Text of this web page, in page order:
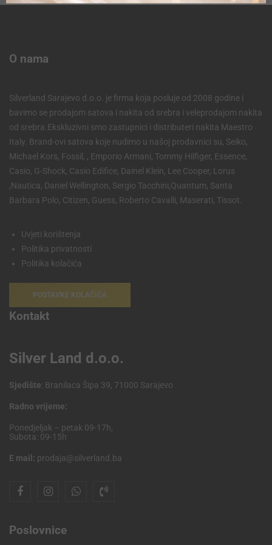
O nama
Silverland Sarajevo d.o.o. je firma koja posluje od 2008 godine i
bavimo se prodajom satova i nakita od srebra i veleprodajom nakita
od srebra.Ekskluzivni smo zastupnici i distributeri nakita Maestro
Italy. Brand-ovi satova koje nudimo u našoj prodavnici su, Seiko,
Michael Kors, Fossil, , Emporio Armani, Tommy Hilfiger, Essence,
Casio, G-Shock, Casio Edifice, Dainel Klein, Lee Cooper, Lorus
,Nautica, Daniel Wellington, Sergio Tacchini,Quantum, Santa
Barbara Polo, Citizen, Guess, Roberto Cavalli, Maserati, Tissot.
Uvjeti korištenja
Politika privatnosti
Politika kolačića
POSTAVKE KOLAČIĆA
Kontakt
Silver Land d.o.o.
Sjedište: Branilaca Šipa 39, 71000 Sarajevo
Radno vrijeme:
Ponedjeljak – petak 09-17h,
Subota: 09-15h
E mail: prodaja@silverland.ba
Poslovnice